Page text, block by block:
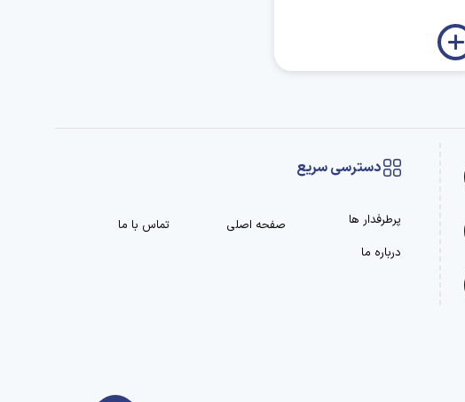
دسترسی سریع
پرطرفدار ها صفحه اصلی
تماس با ما
درباره ما